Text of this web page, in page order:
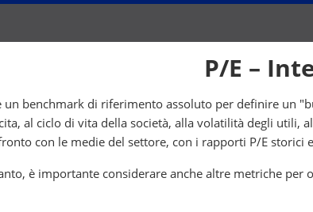
P/E –
un benchmark di riferimento assoluto per definire un
al ciclo di vita della società, alla volatilità degli utili,
con le medie del settore, con i rapporti P/E
è importante considerare anche altre metriche